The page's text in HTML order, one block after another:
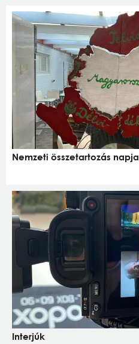
Nemzeti összetartozás napja
Interjúk